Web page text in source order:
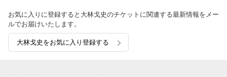
お気に入りに登録すると大林戈史のチケットに関連する最新情報をメー
ルでお届けいたします。
大林戈史をお気に入り登録する